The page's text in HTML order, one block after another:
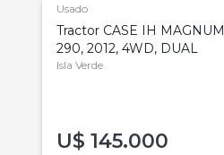
Usado
Tractor CASE IH MAGNUM
290, 2012, 4WD, DUAL
Isla Verde
U$ 145.000